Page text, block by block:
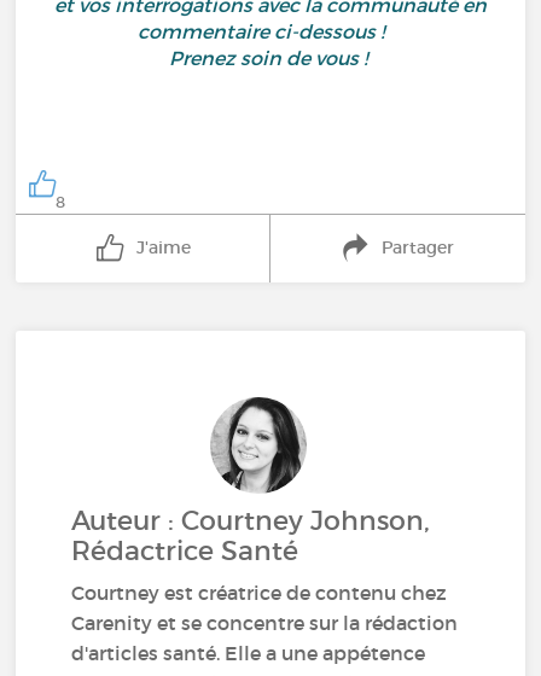
et vos interrogations avec la communauté en
commentaire ci-dessous !
Prenez soin de vous !
8
J'aime Partager
Auteur : Courtney Johnson,
Rédactrice Santé
Courtney est créatrice de contenu chez
Carenity et se concentre sur la rédaction
d'articles santé. Elle a une appétence